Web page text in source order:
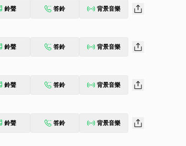
鈴聲 答鈴 背景音樂
鈴聲 答鈴 背景音樂
鈴聲 答鈴 背景音樂
鈴聲 答鈴 背景音樂